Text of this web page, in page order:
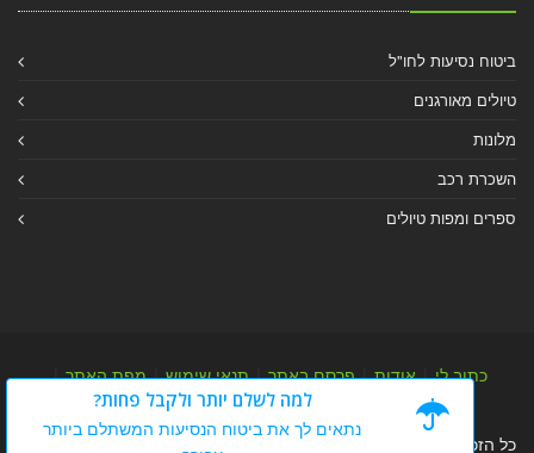
ביטוח נסיעות לחו"ל
טיולים מאורגנים
מלונות
השכרת רכב
ספרים ומפות טיולים
כתוב לי|אודות|פרסם באתר|תנאי שימוש|מפת האתר|
מפת אלבום|מפת מאמרי מידע
כל הזכויות שמורות לערן יהב © 2004-2026
למה לשלם יותר ולקבל פחות?
נתאים לך את ביטוח הנסיעות המשתלם ביותר